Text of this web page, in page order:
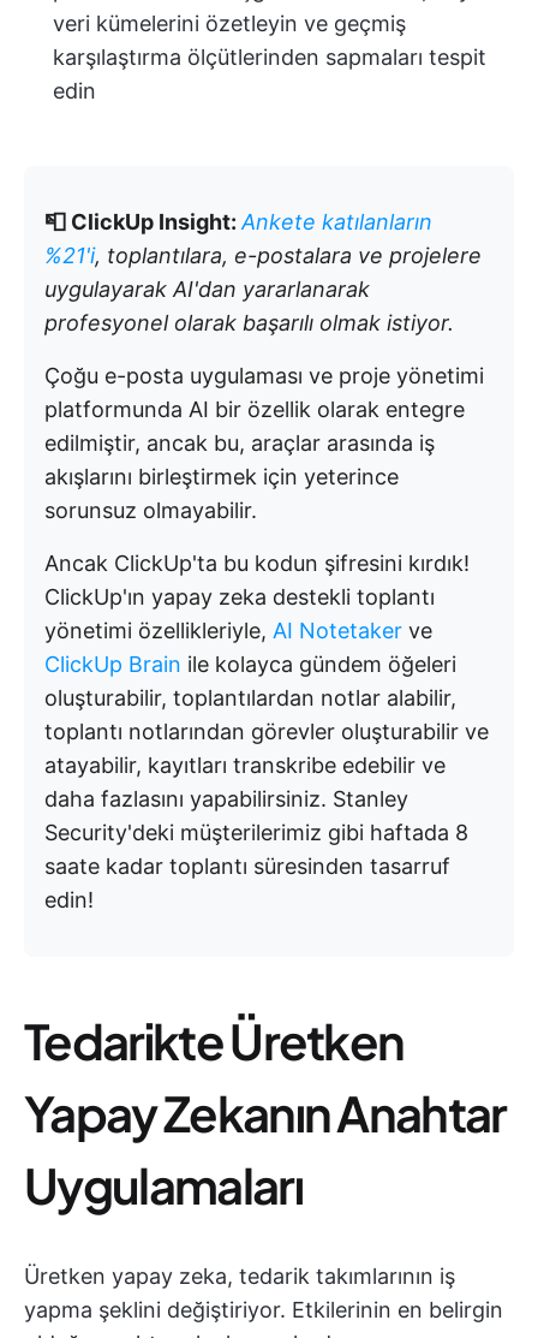
veri kümelerini özetleyin ve geçmiş
karşılaştırma ölçütlerinden sapmaları tespit
edin
📮 ClickUp Insight: Ankete katılanların
%21'i, toplantılara, e-postalara ve projelere
uygulayarak AI'dan yararlanarak
profesyonel olarak başarılı olmak istiyor.
Çoğu e-posta uygulaması ve proje yönetimi
platformunda AI bir özellik olarak entegre
edilmiştir, ancak bu, araçlar arasında iş
akışlarını birleştirmek için yeterince
sorunsuz olmayabilir.
Ancak ClickUp'ta bu kodun şifresini kırdık!
ClickUp'ın yapay zeka destekli toplantı
yönetimi özellikleriyle, AI Notetaker ve
ClickUp Brain ile kolayca gündem öğeleri
oluşturabilir, toplantılardan notlar alabilir,
toplantı notlarından görevler oluşturabilir ve
atayabilir, kayıtları transkribe edebilir ve
daha fazlasını yapabilirsiniz. Stanley
Security'deki müşterilerimiz gibi haftada 8
saate kadar toplantı süresinden tasarruf
edin!
Tedarikte Üretken
Yapay Zekanın Anahtar
Uygulamaları
Üretken yapay zeka, tedarik takımlarının iş
yapma şeklini değiştiriyor. Etkilerinin en belirgin